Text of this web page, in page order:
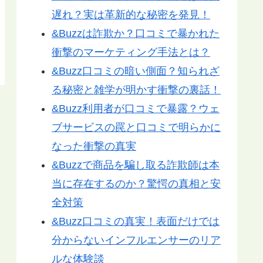
遅れ？実は革新的な秘密を発見！
&Buzzは詐欺か？口コミで暴かれた
衝撃のマーケティング手法とは？
&Buzz口コミの暗い側面？知られざ
る秘密と雑学が明かす衝撃の裏話！
&Buzz利用者が口コミで暴露？ウェ
ブサービスの罠と口コミで明らかに
なった衝撃の真実
&Buzzで商品を騙し取る詐欺師は本
当に存在するのか？驚愕の真相と安
全対策
&Buzz口コミの真実！表面だけでは
分からないインフルエンサーのリア
ルな体験談